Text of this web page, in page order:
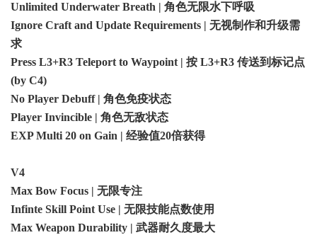
Unlimited Underwater Breath | 角色无限水下呼吸
Ignore Craft and Update Requirements | 无视制作和升级需
求
Press L3+R3 Teleport to Waypoint | 按 L3+R3 传送到标记点
(by C4)
No Player Debuff | 角色免疫状态
Player Invincible | 角色无敌状态
EXP Multi 20 on Gain | 经验值20倍获得
V4
Max Bow Focus | 无限专注
Infinte Skill Point Use | 无限技能点数使用
Max Weapon Durability | 武器耐久度最大